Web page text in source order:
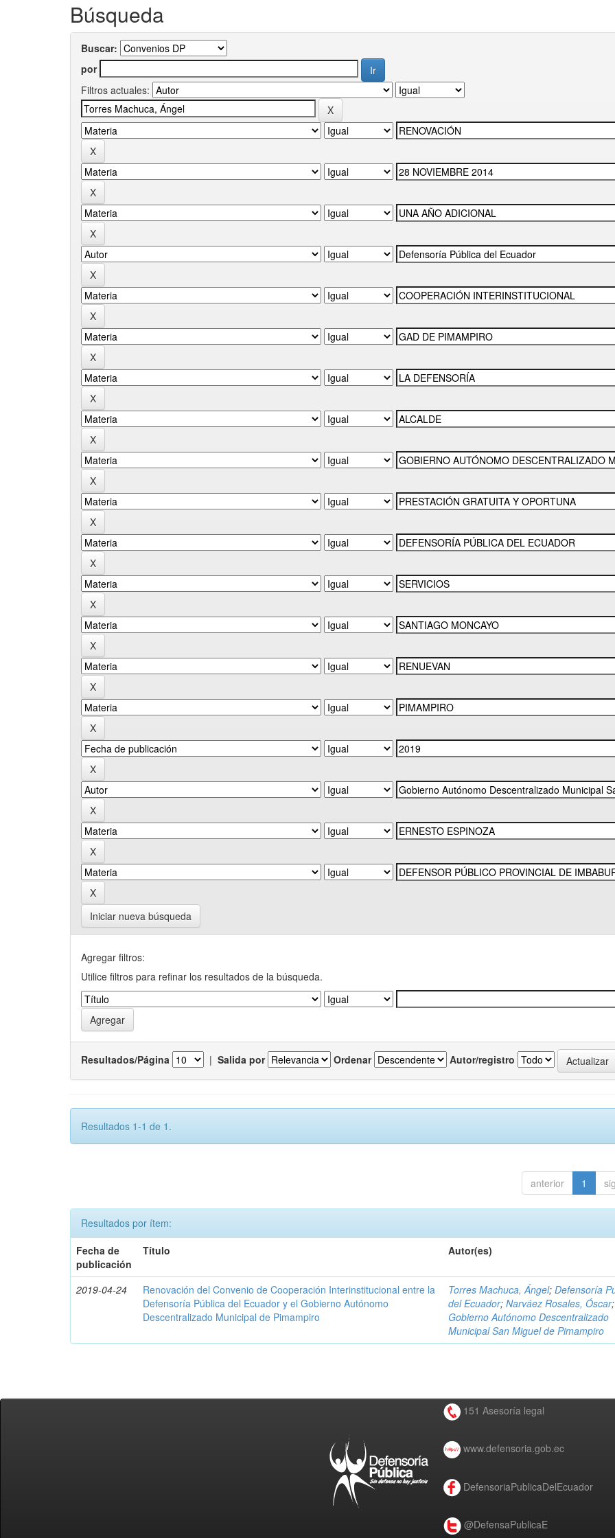
Búsqueda
Buscar:
por
Filtros actuales:
Iniciar nueva búsqueda
Agregar filtros:
Utilice filtros para refinar los resultados de la búsqueda.
Resultados/Página | Salida por Ordenar Autor/registro
Resultados 1-1 de 1.
anterior 1
Resultados por ítem:
Fecha de
publicación
Título Autor(es)
2019-04-24
Renovación del Convenio de Cooperación Interinstitucional entre la
Defensoría Pública del Ecuador y el Gobierno Autónomo
Descentralizado Municipal de Pimampiro
Torres Machuca, Ángel;Defensoría
del Ecuador;Narváez Rosales, Óscar;
Gobierno Autónomo Descentralizado
Municipal San Miguel de Pimampiro
151 Asesoría legal
www.defensoria.gob.ec
DefensoriaPublicaDelEcuador
@DefensaPublicaE